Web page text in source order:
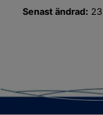
Senast ändrad: